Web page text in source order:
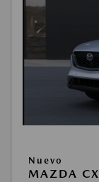
Nuevo
MAZDA